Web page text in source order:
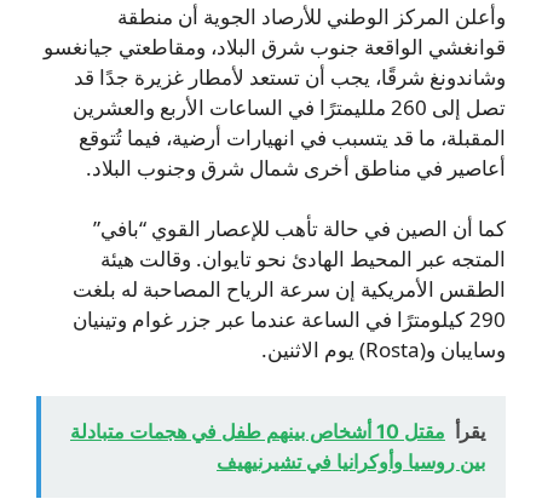
وأعلن المركز الوطني للأرصاد الجوية أن منطقة
قوانغشي الواقعة جنوب شرق البلاد، ومقاطعتي جيانغسو
وشاندونغ شرقًا، يجب أن تستعد لأمطار غزيرة جدًا قد
تصل إلى 260 ملليمترًا في الساعات الأربع والعشرين
المقبلة، ما قد يتسبب في انهيارات أرضية، فيما تُتوقع
أعاصير في مناطق أخرى شمال شرق وجنوب البلاد.
كما أن الصين في حالة تأهب للإعصار القوي “بافي”
المتجه عبر المحيط الهادئ نحو تايوان. وقالت هيئة
الطقس الأمريكية إن سرعة الرياح المصاحبة له بلغت
290 كيلومترًا في الساعة عندما عبر جزر غوام وتينيان
وسايبان و(Rosta) يوم الاثنين.
يقرأ
مقتل 10 أشخاص بينهم طفل في هجمات متبادلة
بين روسيا وأوكرانيا في تشيرنيهيف